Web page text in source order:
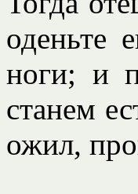
оденьте
ноги; и
станем
ожил,